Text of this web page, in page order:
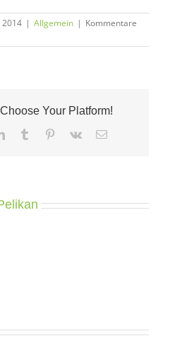
2014 | Allgemein | Kommentare
Your Platform!
LinkedInTumblr Pinterest
Vk
E-